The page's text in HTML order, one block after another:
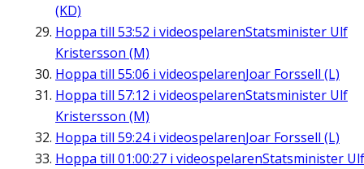
(KD)
Hoppa till 53:52 i videospelarenStatsminister Ulf
Kristersson (M)
Hoppa till 55:06 i videospelarenJoar Forssell (L)
Hoppa till 57:12 i videospelarenStatsminister Ulf
Kristersson (M)
Hoppa till 59:24i videospelarenJoar Forssell (L)
Hoppa till 01:00:27 i videospelarenStatsminister Ulf